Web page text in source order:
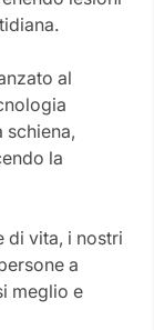
al
schiena,
la
di vita, i nostri
a
meglio e